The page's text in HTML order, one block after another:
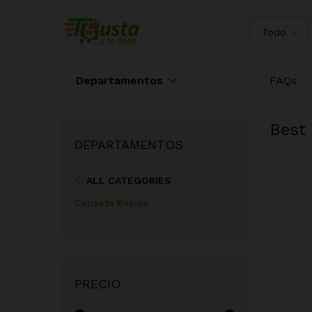
Todo
Departamentos FAQs
Best
DEPARTAMENTOS
ALL CATEGORIES
Canasta Básica
PRECIO